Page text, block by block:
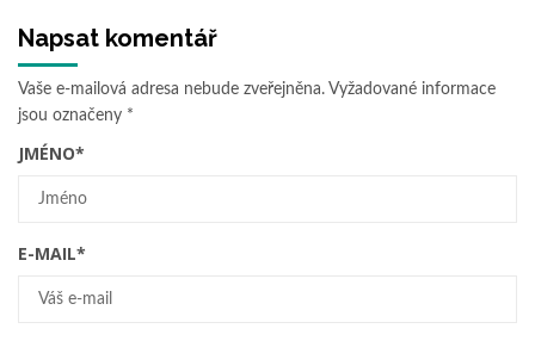
Napsat komentář
Vaše e-mailová adresa nebude zveřejněna. Vyžadované informace
jsou označeny *
JMÉNO*
E-MAIL*